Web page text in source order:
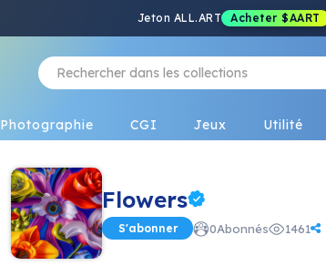
Jeton ALL.ART Acheter $AART
Photographie CGI Jeux Utilité
Flowers
S'abonner 0Abonnés 1461